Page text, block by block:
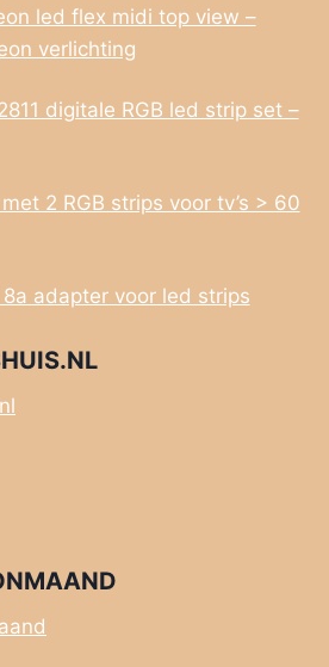
led flex midi top view –
verlichting
digitale RGB led strip set –
2 RGB strips voor tv’s > 60
adapter voor led strips